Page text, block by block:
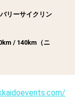
リーサイクリン
/ 140km（ニ